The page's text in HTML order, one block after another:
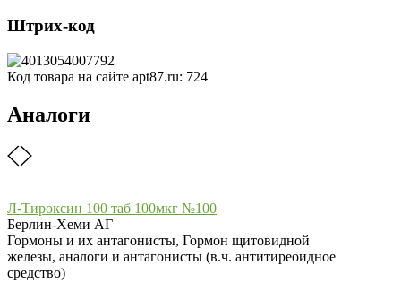
Штрих-код
Код товара на сайте apt87.ru: 724
Аналоги
Л-Тироксин 100 таб 100мкг №100
Берлин-Хеми АГ
Гормоны и их антагонисты, Гормон щитовидной
железы, аналоги и антагонисты (в.ч. антитиреоидное
средство)